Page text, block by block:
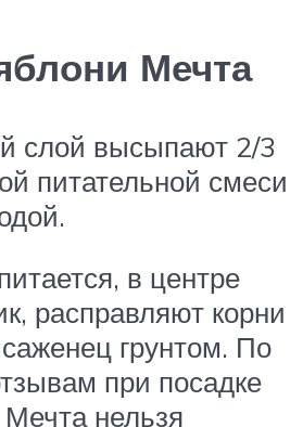
Мечта
слой высыпают 2/3
питательной смеси
в центре
расправляют корни
грунтом. По
при посадке
нельзя